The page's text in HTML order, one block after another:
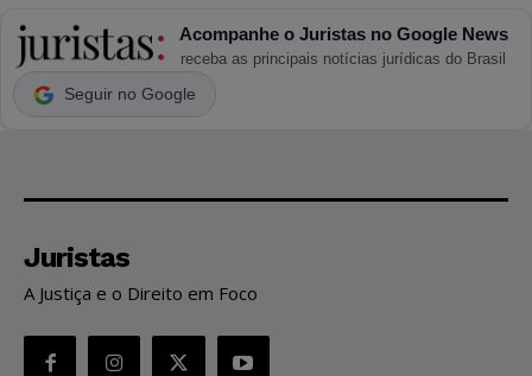
Acompanhe o Juristas no Google News
receba as principais notícias jurídicas do Brasil
Seguir no Google
Juristas
A Justiça e o Direito em Foco